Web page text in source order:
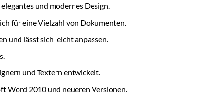
und modernes Design.
für eine Vielzahl von Dokumenten.
und lässt sich leicht anpassen.
und Textern entwickelt.
Word 2010 und neueren Versionen.